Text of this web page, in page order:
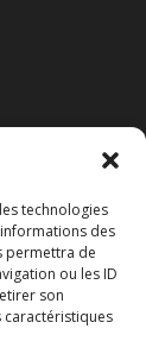
technologies
des
permettra de
ou les ID
son
caractéristiques